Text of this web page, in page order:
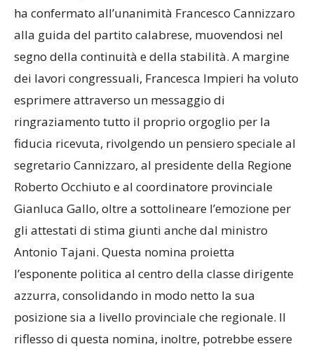
ha confermato all’unanimità Francesco Cannizzaro
alla guida del partito calabrese, muovendosi nel
segno della continuità e della stabilità. A margine
dei lavori congressuali, Francesca Impieri ha voluto
esprimere attraverso un messaggio di
ringraziamento tutto il proprio orgoglio per la
fiducia ricevuta, rivolgendo un pensiero speciale al
segretario Cannizzaro, al presidente della Regione
Roberto Occhiuto e al coordinatore provinciale
Gianluca Gallo, oltre a sottolineare l’emozione per
gli attestati di stima giunti anche dal ministro
Antonio Tajani. Questa nomina proietta
l’esponente politica al centro della classe dirigente
azzurra, consolidando in modo netto la sua
posizione sia a livello provinciale che regionale. Il
riflesso di questa nomina, inoltre, potrebbe essere